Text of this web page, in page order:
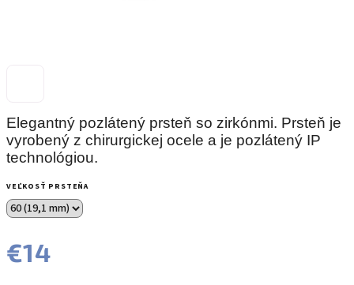
Elegantný pozlátený prsteň so zirkónmi. Prsteň je
vyrobený z chirurgickej ocele a je pozlátený IP
technológiou.
VEĽKOSŤ PRSTEŇA
€14